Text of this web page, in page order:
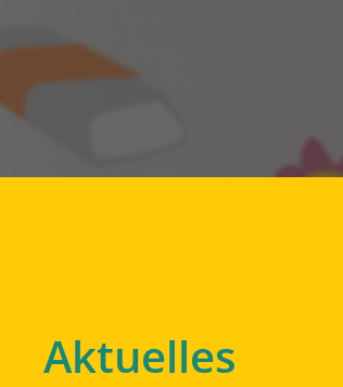
Aktuelles